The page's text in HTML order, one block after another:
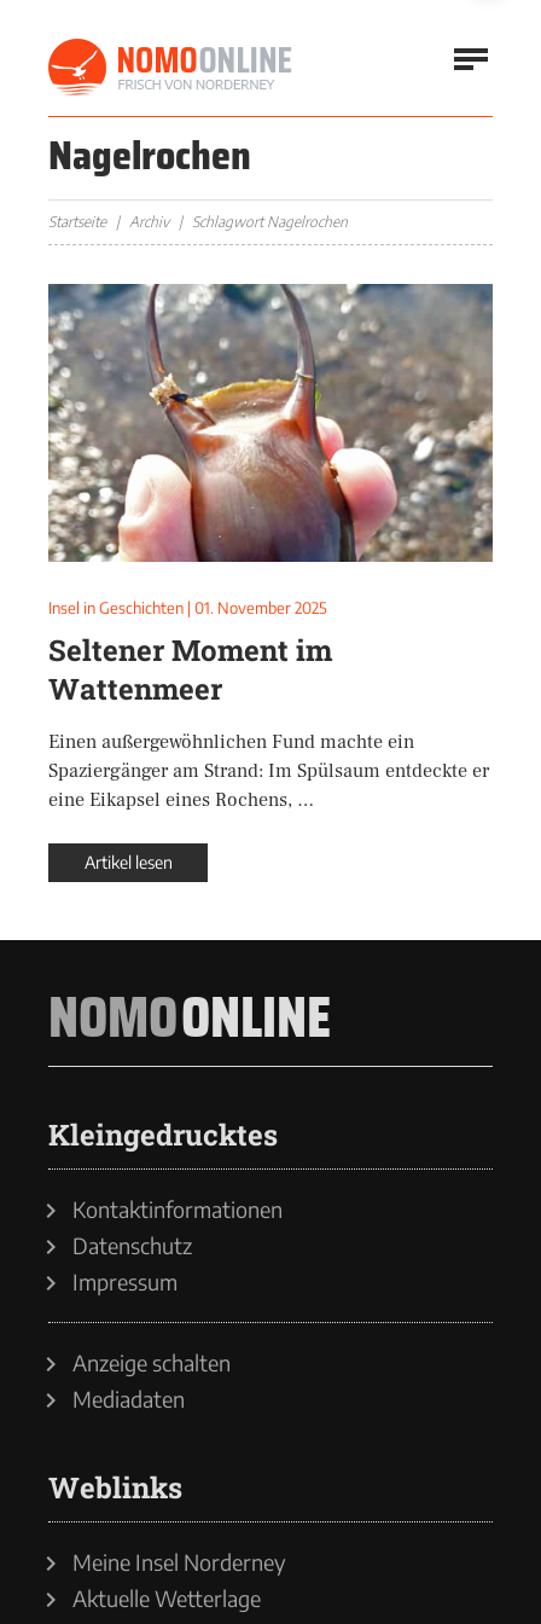
Nagelrochen
Startseite Archiv Schlagwort Nagelrochen
Insel in Geschichten | 01. November 2025
Seltener Moment im
Wattenmeer
Einen außergewöhnlichen Fund machte ein
Spaziergänger am Strand: Im Spülsaum entdeckte er
eine Eikapsel eines Rochens, …
Artikel lesen
NOMOONLINE
Kleingedrucktes
Kontaktinformationen
Datenschutz
Impressum
Anzeige schalten
Mediadaten
Weblinks
Meine Insel Norderney
Aktuelle Wetterlage